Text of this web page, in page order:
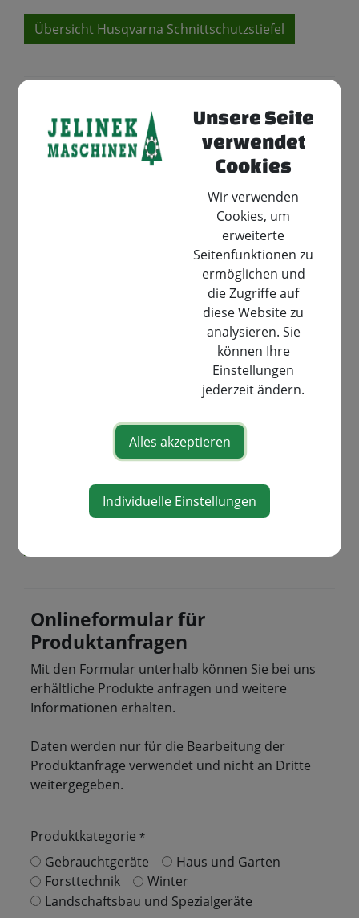
Übersicht Husqvarna Schnittschutzstiefel
Meindl Schnittschutzstiefel
Onlineformular für
Produktanfragen
Mit den Formular unterhalb können Sie bei uns
erhältliche Produkte anfragen und weitere
Informationen erhalten.
Daten werden nur für die Bearbeitung der
Produktanfrage verwendet und nicht an Dritte
weitergegeben.
Produktkategorie *
Gebrauchtgeräte
Haus und Garten
Forsttechnik
Winter
Landschaftsbau und Spezialgeräte
Unsere Seite
verwendet
Cookies
Wir verwenden
Cookies, um
erweiterte
Seitenfunktionen zu
ermöglichen und
die Zugriffe auf
diese Website zu
analysieren. Sie
können Ihre
Einstellungen
jederzeit ändern.
Alles akzeptieren
Individuelle Einstellungen